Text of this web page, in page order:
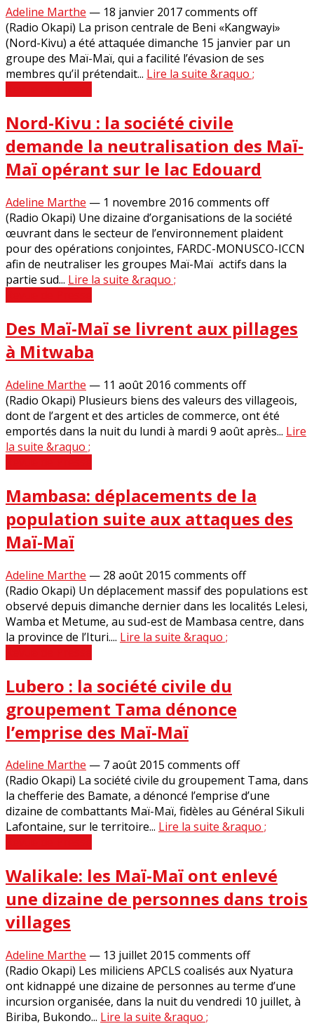
Adeline Marthe — 18 janvier 2017comments off
(Radio Okapi) La prison centrale de Beni «Kangwayi»
(Nord-Kivu) a été attaquée dimanche 15 janvier par un
groupe des Maï-Maï, qui a facilité l’évasion de ses
membres qu’il prétendait... Lire la suite &raquo ;
Nord-Kivu : la société civile
demande la neutralisation des Maï-
Maï opérant sur le lac Edouard
Adeline Marthe — 1 novembre 2016 comments off
(Radio Okapi) Une dizaine d’organisations de la société
œuvrant dans le secteur de l’environnement plaident
pour des opérations conjointes, FARDC-MONUSCO-ICCN
afin de neutraliser les groupes Maï-Maï actifs dans la
partie sud... Lire la suite &raquo ;
Des Maï-Maï se livrent aux pillages
à Mitwaba
Adeline Marthe — 11 août 2016 comments off
(Radio Okapi) Plusieurs biens des valeurs des villageois,
dont de l’argent et des articles de commerce, ont été
emportés dans la nuit du lundi à mardi 9 août après... Lire
la suite &raquo ;
Mambasa: déplacements de la
population suite aux attaques des
Maï-Maï
Adeline Marthe — 28 août 2015 comments off
(Radio Okapi) Un déplacement massif des populations est
observé depuis dimanche dernier dans les localités Lelesi,
Wamba et Metume, au sud-est de Mambasa centre, dans
la province de l’Ituri.... Lire la suite &raquo ;
Lubero : la société civile du
groupement Tama dénonce
l’emprise des Maï-Maï
Adeline Marthe — 7 août 2015 comments off
(Radio Okapi) La société civile du groupement Tama, dans
la chefferie des Bamate, a dénoncé l’emprise d’une
dizaine de combattants Maï-Maï, fidèles au Général Sikuli
Lafontaine, sur le territoire... Lire la suite &raquo ;
Walikale: les Maï-Maï ont enlevé
une dizaine de personnes dans trois
villages
Adeline Marthe — 13 juillet 2015 comments off
(Radio Okapi) Les miliciens APCLS coalisés aux Nyatura
ont kidnappé une dizaine de personnes au terme d’une
incursion organisée, dans la nuit du vendredi 10 juillet, à
Biriba, Bukondo... Lire la suite &raquo ;